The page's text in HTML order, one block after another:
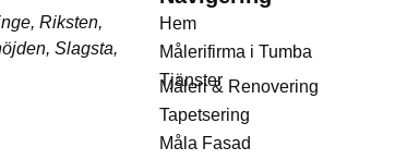
Riksten,
Slagsta,
Hem
Målerifirma i Tumba
Tjänster
Måleri & Renovering
Tapetsering
Måla Fasad